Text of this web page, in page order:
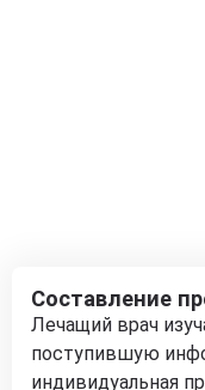
Составление
Лечащий врач
поступившую
индивидуальная